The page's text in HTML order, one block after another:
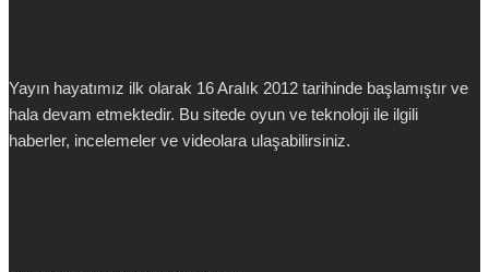
Yayın hayatımız ilk olarak 16 Aralık 2012 tarihinde başlamıştır ve
hala devam etmektedir. Bu sitede oyun ve teknoloji ile ilgili
haberler, incelemeler ve videolara ulaşabilirsiniz.